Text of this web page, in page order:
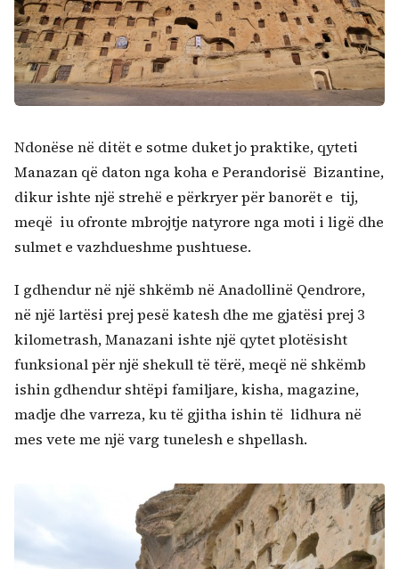
Kërko:
Ndonëse në ditët e sotme duket jo praktike, qyteti
Manazan që daton nga koha e Perandorisë Bizantine,
dikur ishte një strehë e përkryer për banorët e tij,
meqë iu ofronte mbrojtje natyrore nga moti i ligë dhe
sulmet e vazhdueshme pushtuese.
I gdhendur në një shkëmb në Anadollinë Qendrore,
në një lartësi prej pesë katesh dhe me gjatësi prej 3
kilometrash, Manazani ishte një qytet plotësisht
funksional për një shekull të tërë, meqë në shkëmb
ishin gdhendur shtëpi familjare, kisha, magazine,
madje dhe varreza, ku të gjitha ishin të lidhura në
mes vete me një varg tunelesh e shpellash.